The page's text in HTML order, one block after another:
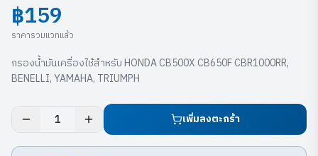
฿159
ราคารวมแวทแล้ว
กรองน้ำมันเครื่องใช้สำหรับ HONDA CB500X CB650F CBR1000RR,
BENELLI, YAMAHA, TRIUMPH
1 เพิ่มลงตะกร้า